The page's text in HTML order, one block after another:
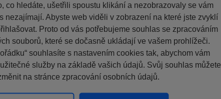
co hledáte, ušetřili spoustu klikání a nezobrazovaly se vám
nezajímají. Abyste web viděli v zobrazení na které jste zvyklí
Proto od vás potřebujeme souhlas se zpracováním
souborů, které se dočasně ukládají ve vašem prohlížeči.
souhlasíte s nastavením cookies tak, abychom vám
služby na základě vašich údajů. Svůj souhlas můžete
na stránce zpracování osobních údajů.